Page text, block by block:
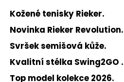
Kožené tenisky Rieker.
Novinka Rieker Revolution.
Svršek semišová kůže.
Kvalitní stélka Swing2GO .
Top model kolekce 2026.
D
o
p
o
r
u